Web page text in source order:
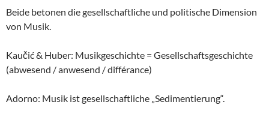
Beide betonen die gesellschaftliche und politische Dimension
von Musik.
Kaučić & Huber: Musikgeschichte = Gesellschaftsgeschichte
(abwesend / anwesend / différance)
Adorno: Musik ist gesellschaftliche „Sedimentierung“.